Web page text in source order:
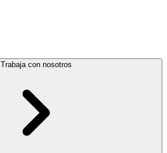
Trabaja con nosotros